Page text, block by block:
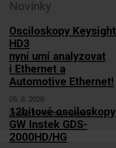
Novinky
Osciloskopy Keysight
HD3
nyní umí analyzovat
i Ethernet a
Automotive Ethernet!
05. 8. 2026
12bitové osciloskopy
GW Instek GDS-
2000HD/HG
Zobrazit všechny novinky